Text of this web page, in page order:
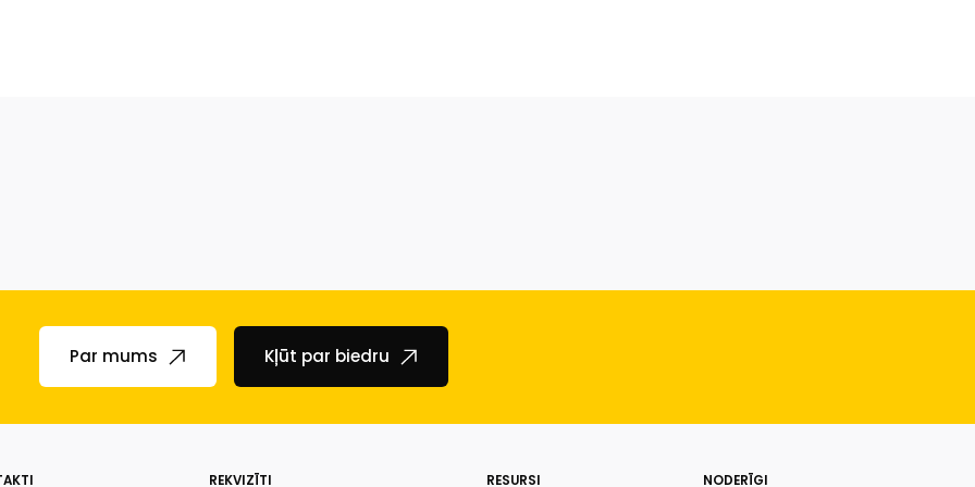
Par mums Kļūt par biedru
REKVIZĪTI RESURSI NODERĪGI